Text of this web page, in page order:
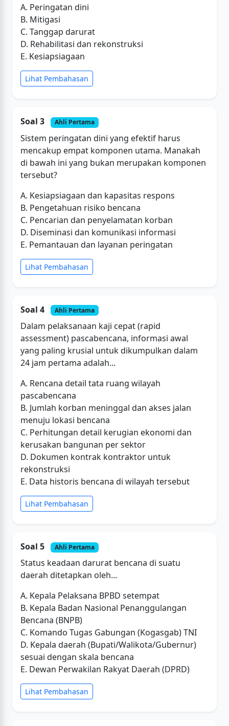
A. Peringatan dini
B. Mitigasi
C. Tanggap darurat
D. Rehabilitasi dan rekonstruksi
E. Kesiapsiagaan
Lihat Pembahasan
Soal 3 Ahli Pertama
Sistem peringatan dini yang efektif harus
mencakup empat komponen utama. Manakah
di bawah ini yang bukan merupakan komponen
tersebut?
A. Kesiapsiagaan dan kapasitas respons
B. Pengetahuan risiko bencana
C. Pencarian dan penyelamatan korban
D. Diseminasi dan komunikasi informasi
E. Pemantauan dan layanan peringatan
Lihat Pembahasan
Soal 4 Ahli Pertama
Dalam pelaksanaan kaji cepat (rapid
assessment) pascabencana, informasi awal
yang paling krusial untuk dikumpulkan dalam
24 jam pertama adalah...
A. Rencana detail tata ruang wilayah
pascabencana
B. Jumlah korban meninggal dan akses jalan
menuju lokasi bencana
C. Perhitungan detail kerugian ekonomi dan
kerusakan bangunan per sektor
D. Dokumen kontrak kontraktor untuk
rekonstruksi
E. Data historis bencana di wilayah tersebut
Lihat Pembahasan
Soal 5 Ahli Pertama
Status keadaan darurat bencana di suatu
daerah ditetapkan oleh...
A. Kepala Pelaksana BPBD setempat
B. Kepala Badan Nasional Penanggulangan
Bencana (BNPB)
C. Komando Tugas Gabungan (Kogasgab) TNI
D. Kepala daerah (Bupati/Walikota/Gubernur)
sesuai dengan skala bencana
E. Dewan Perwakilan Rakyat Daerah (DPRD)
Lihat Pembahasan